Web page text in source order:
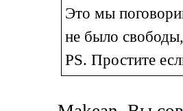
Это мы
не было
PS. Простите